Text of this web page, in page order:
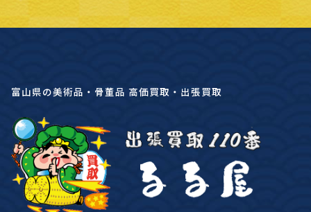
富山県の美術品・骨董品 高価買取・出張買取